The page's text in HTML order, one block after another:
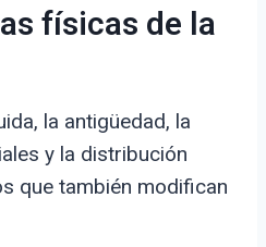
físicas de la
la antigüedad, la
y la distribución
que también modifican